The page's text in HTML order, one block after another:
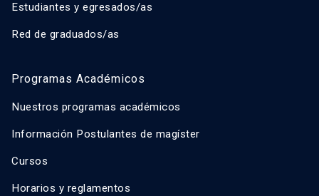
Estudiantes y egresados/as
Red de graduados/as
Programas Académicos
Nuestros programas académicos
Información Postulantes de magíster
Cursos
Horarios y reglamentos